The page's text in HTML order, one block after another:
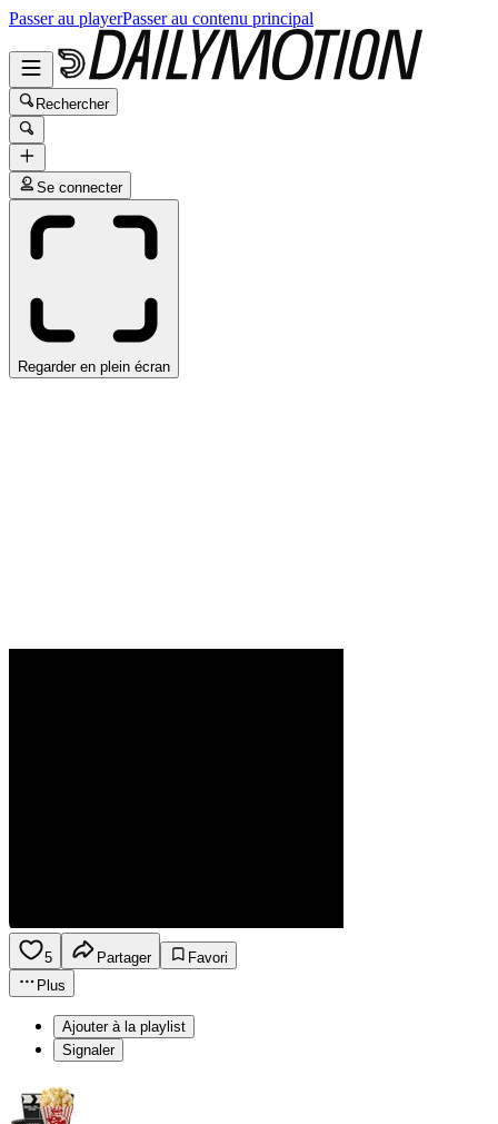
Passer au playerPasser au contenu principal
Rechercher
Se connecter
Regarder en plein écran
5 Partager
Favori
Plus
Ajouter à la playlist
Signaler